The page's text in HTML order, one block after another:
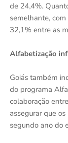
de 24,4%.
semelhante,
32,1% entre as
Alfabetização
Goiás também
do programa
colaboração
assegurar que
segundo ano do